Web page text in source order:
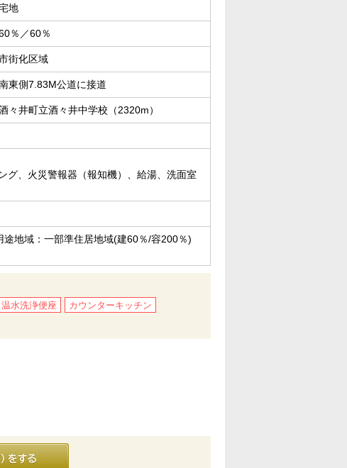
地
％／60％
街化区域
東側7.83M公道に接道
々井町立酒々井中学校（2320m）
グ、火災警報器（報知機）、給湯、洗面室
地域：一部準住居地域(建60％/容200％)
温水洗浄便座
カウンターキッチン